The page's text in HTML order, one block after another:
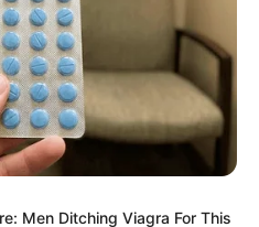
นวุ่นวาย มีหลายอย่างที่ต้อง
างแผนการทำงานให้ดี มีดวง
อผู้บังคับบัญชาโหดกว่าเดิม
องใช้เวลาในการปรับตัวสัก
กาศการทำงานจะดีขึ้น การ
อก กำลังมีโชค มีดวงรับ
การเสี่ยงโชค โดยเฉพาะ
Men Ditching Viagra For This